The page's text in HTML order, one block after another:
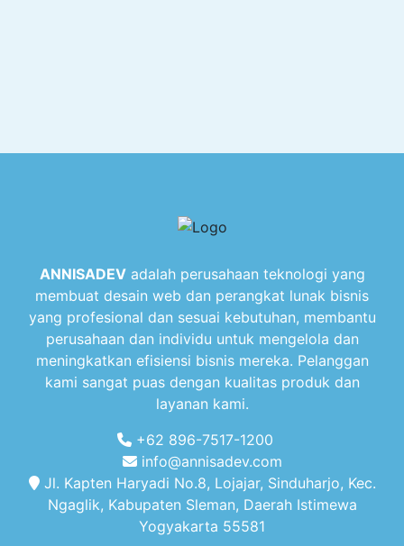
ANNISADEVadalah perusahaan teknologi yang
membuat desain web dan perangkat lunak bisnis
yang profesional dan sesuai kebutuhan, membantu
perusahaan dan individu untuk mengelola dan
meningkatkan efisiensi bisnis mereka. Pelanggan
kami sangat puas dengan kualitas produk dan
layanan kami.
+62 896-7517-1200
info@annisadev.com
Jl. Kapten Haryadi No.8, Lojajar, Sinduharjo, Kec.
Ngaglik, Kabupaten Sleman, Daerah Istimewa
Yogyakarta 55581